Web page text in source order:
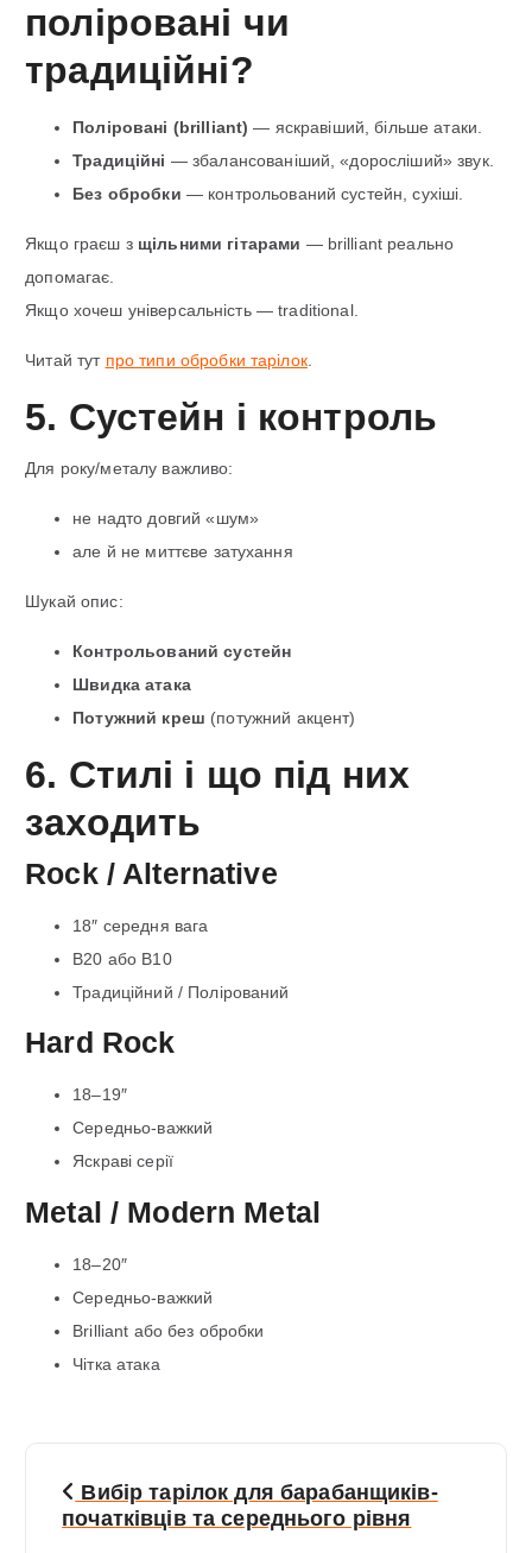
поліровані чи
традиційні?
Поліровані (brilliant) — яскравіший, більше атаки.
Традиційні — збалансованіший, «доросліший» звук.
Без обробки — контрольований сустейн, сухіші.
Якщо граєш з щільними гітарами — brilliant реально
допомагає.
Якщо хочеш універсальність — traditional.
Читай тут про типи обробки тарілок.
5. Сустейн і контроль
Для року/металу важливо:
не надто довгий «шум»
але й не миттєве затухання
Шукай опис:
Контрольований сустейн
Швидка атака
Потужний креш (потужний акцент)
6. Стилі і що під них
заходить
Rock / Alternative
18″ середня вага
B20 або B10
Традиційний / Полірований
Hard Rock
18–19″
Середньо-важкий
Яскраві серії
Metal / Modern Metal
18–20″
Середньо-важкий
Brilliant або без обробки
Чітка атака
Вибір тарілок для барабанщиків-
початківців та середнього рівня